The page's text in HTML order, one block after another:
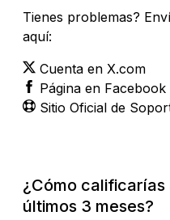
Tienes problemas?
aquí:
Cuenta en X.com
Página en Facebook
Sitio Oficial de
¿Cómo calificarías
últimos 3 meses?